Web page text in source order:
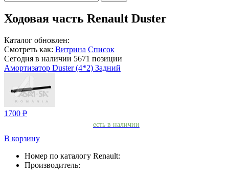
Ходовая часть Renault Duster
Каталог обновлен:
Смотреть как: Витрина Список
Сегодня в наличии 5671 позиции
Амортизатор Duster (4*2) Задний
1700 Р
есть в наличии
В корзину
Номер по каталогу Renault:
Производитель: